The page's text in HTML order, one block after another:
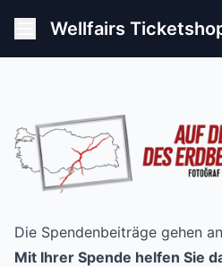
Wellfairs
Die Spendenbeiträge gehen
Mit Ihrer Spende helfen Sie